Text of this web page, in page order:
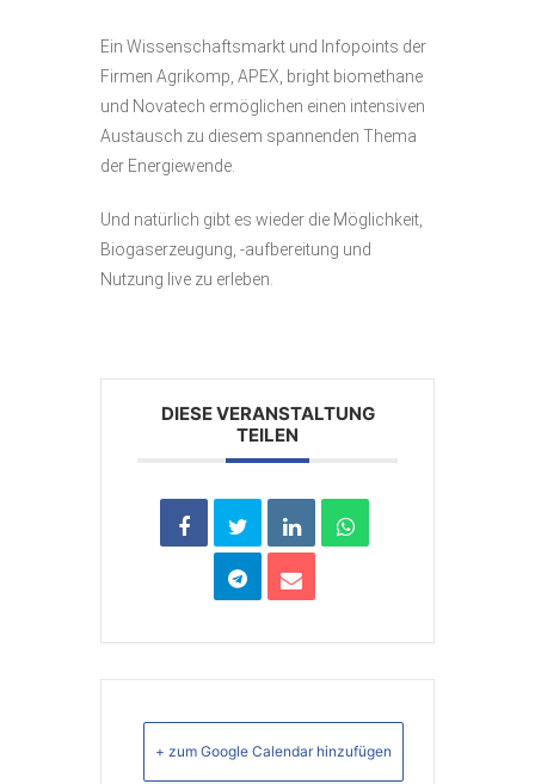
Ein Wissenschaftsmarkt und Infopoints der
Firmen Agrikomp, APEX, bright biomethane
und Novatech ermöglichen einen intensiven
Austausch zu diesem spannenden Thema
der Energiewende.
Und natürlich gibt es wieder die Möglichkeit,
Biogaserzeugung, -aufbereitung und
Nutzung live zu erleben.
DIESE VERANSTALTUNG
TEILEN
+ zum Google Calendar hinzufügen